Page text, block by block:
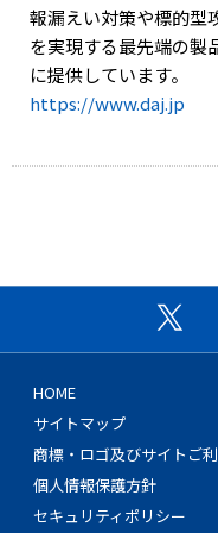
報漏えい対策や標的型
を実現する最先端の製
に提供しています。
https://www.daj.jp
HOME
サイトマップ
商標・ロゴ及びサイトご
個人情報保護方針
セキュリティポリシー